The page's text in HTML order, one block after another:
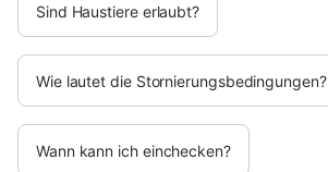
Sind Haustiere erlaubt?
Wie lautet die Stornierungsbedingungen?
Wann kann ich einchecken?